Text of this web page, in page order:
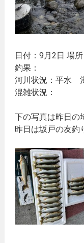
日付：9月2日 場
釣果：
河川状況：平水
混雑状況：
下の写真は昨日の
昨日は坂戸の友釣